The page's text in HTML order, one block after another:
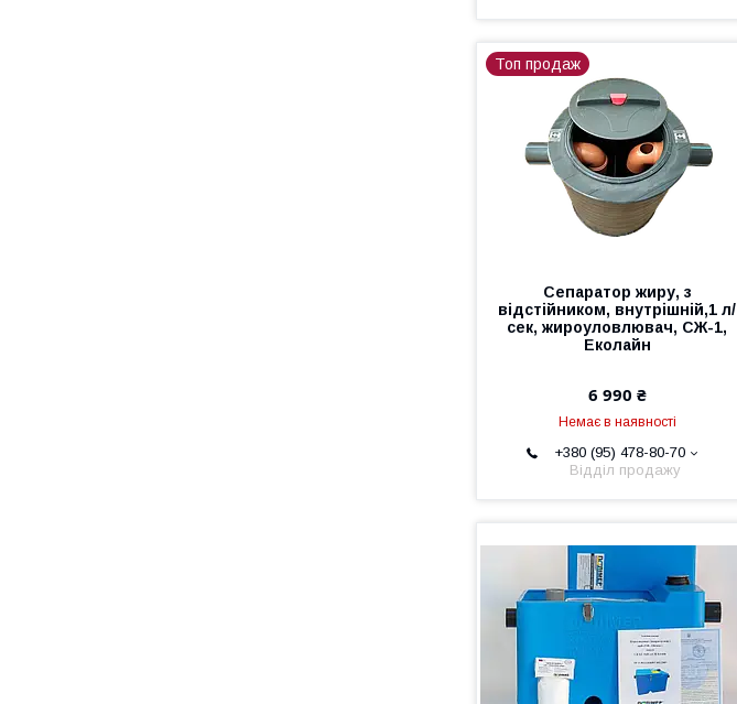
Топ продаж
Сепаратор жиру, з
відстійником, внутрішній,1 л/
сек, жироуловлювач, СЖ-1,
Еколайн
6 990 ₴
Немає в наявності
+380 (95) 478-80-70
Відділ продажу